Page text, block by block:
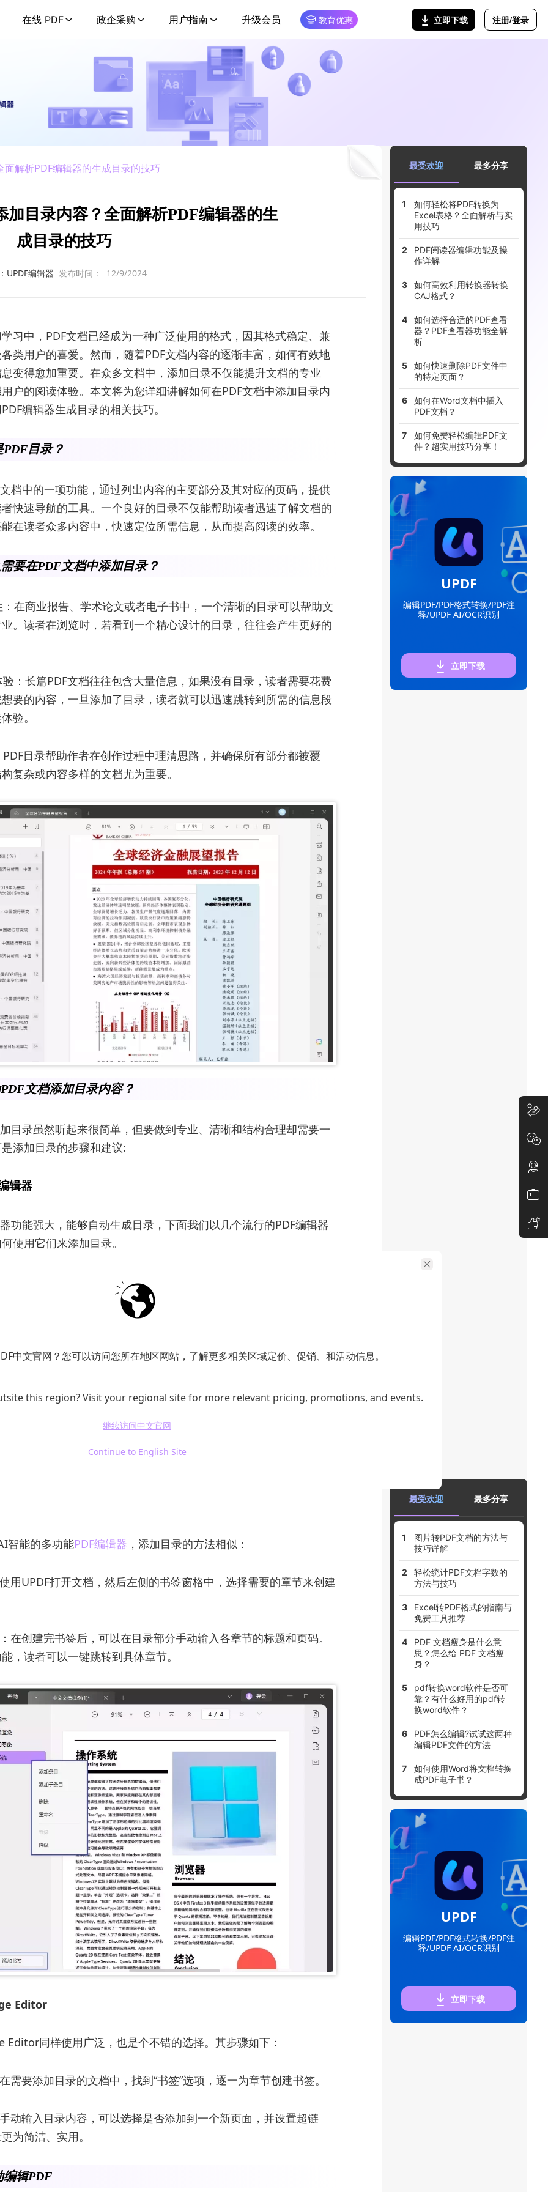
在线 PDF 政企采购 用户指南 升级会员 教育优惠 立即下载 注册/登录
中文官网？您可以访问您所在地区网站，了解更多相关区域定价、促销、和活动信息。
this region? Visit your regional site for more relevant pricing, promotions, and events.
继续访问中文官网
Continue to English Site
解析PDF编辑器的生成目录的技巧
加目录内容？全面解析PDF编辑器的生
成目录的技巧
UPDF编辑器 发布时间： 12/9/2024
习中，PDF文档已经成为一种广泛使用的格式，因其格式稳定、兼
类用户的喜爱。然而，随着PDF文档内容的逐渐丰富，如何有效地
变得愈加重要。在众多文档中，添加目录不仅能提升文档的专业
户的阅读体验。本文将为您详细讲解如何在PDF文档中添加目录内
编辑器生成目录的相关技巧。
目录？
档中的一项功能，通过列出内容的主要部分及其对应的页码，提供
快速导航的工具。一个良好的目录不仅能帮助读者迅速了解文档的
在读者众多内容中，快速定位所需信息，从而提高阅读的效率。
要在PDF文档中添加目录？
在商业报告、学术论文或者电子书中，一个清晰的目录可以帮助文
。读者在浏览时，若看到一个精心设计的目录，往往会产生更好的
：长篇PDF文档往往包含大量信息，如果没有目录，读者需要花费
要的内容，一旦添加了目录，读者就可以迅速跳转到所需的信息段
验。
目录帮助作者在创作过程中理清思路，并确保所有部分都被覆
复杂或内容多样的文档尤为重要。
文档添加目录内容？
目录虽然听起来很简单，但要做到专业、清晰和结构合理却需要一
添加目录的步骤和建议:
辑器
功能强大，能够自动生成目录，下面我们以几个流行的PDF编辑器
使用它们来添加目录。
Pro被广泛认为是市场上的佼佼者，其生成目录的功能非常强大。
签。将文档中的每一章或部分都设定为书签。
完成所有书签后，可以在文档的开头插入一个目录页。在目录页
个书签的标题以及它对应的页码。Adobe Acrobat也支持在书签中
智能的多功能PDF编辑器 ，添加目录的方法相似：
用UPDF打开文档，然后左侧的书签窗格中，选择需要的章节来创建
在创建完书签后，可以在目录部分手动输入各章节的标题和页码。
，读者可以一键跳转到具体章节。
Editor
Editor同样使用广泛，也是个不错的选择。其步骤如下：
需要添加目录的文档中，找到“书签”选项，逐一为章节创建书签。
动输入目录内容，可以选择是否添加到一个新页面，并设置超链
为简洁、实用。
辑PDF
最受欢迎 最多分享
如何轻松将PDF转换为
Excel表格？全面解析与实
用技巧
PDF阅读器编辑功能及操
作详解
如何高效利用转换器转换
CAJ格式？
如何选择合适的PDF查看
器？PDF查看器功能全解
析
如何快速删除PDF文件中
的特定页面？
如何在Word文档中插入
PDF文档？
如何免费轻松编辑PDF文
件？超实用技巧分享！
UPDF
编辑PDF/PDF格式转换/PDF注
释/UPDF AI/OCR识别
立即下载
最受欢迎 最多分享
图片转PDF文档的方法与
技巧详解
轻松统计PDF文档字数的
方法与技巧
Excel转PDF格式的指南与
免费工具推荐
PDF 文档瘦身是什么意
思？怎么给 PDF 文档瘦
身？
pdf转换word软件是否可
靠？有什么好用的pdf转
换word软件？
PDF怎么编辑?试试这两种
编辑PDF文件的方法
如何使用Word将文档转换
成PDF电子书？
UPDF
编辑PDF/PDF格式转换/PDF注
释/UPDF AI/OCR识别
立即下载